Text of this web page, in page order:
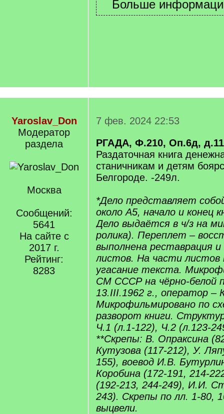
Yaroslav_Don
Модератор
раздела
Москва
Сообщений:
5641
На сайте с
2017 г.
Рейтинг:
8283
7 фев. 2024 22:53
РГАДА, Ф.210, Оп.6д, д.11
Раздаточная книга
станичникам и детям
Белгороде. -249л.
*Дело представляет
около А5, начало и конец
Дело выдаётся в ч/з на
ролика). Переплет –
выполнена реставрация и
листов. На части
угасание текста.
СМ СССР на чёрно-белой
13.III.1962 г., оператор –
Микрофильмировано по
разворот книги.
Ч.1 (л.1-122), Ч.2 (л.123-
**Скрепы: В. Опраксина
Кутузова (117-212), У.
155), воевод И.В.
Коробина (172-191, 214-
(192-213, 244-249), И.И.
243). Скрепы по лл. 1-80,
выцвели.